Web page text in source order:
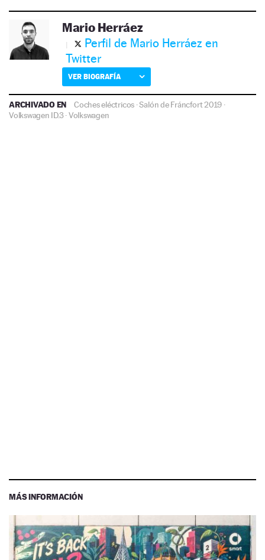
Mario Herráez
Perfil de Mario Herráez en
Twitter
VER BIOGRAFÍA
ARCHIVADO EN Coches eléctricos ·Salón de Fráncfort 2019 ·
Volkswagen ID.3·Volkswagen
MÁS INFORMACIÓN